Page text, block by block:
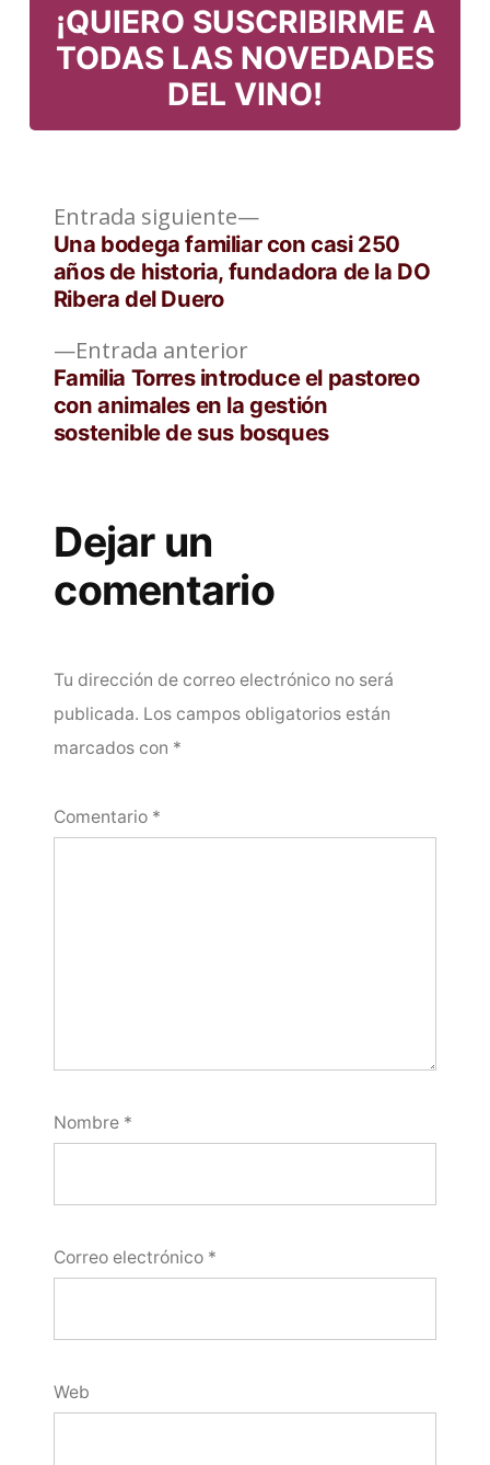
¡QUIERO SUSCRIBIRME A
TODAS LAS NOVEDADES
DEL VINO!
Navegación
de
entradas
Entrada anteriorEntrada
anterior:
Familia Torres introduce el pastoreo
con animales en la gestión
sostenible de sus bosques
Entrada siguiente
Entrada
siguiente:
Una bodega familiar con casi 250
años de historia, fundadora de la DO
Ribera del Duero
Dejar un
comentario
Tu dirección de correo electrónico no será
publicada. Los campos obligatorios están
marcados con *
Comentario *
Nombre *
Correo electrónico *
Web